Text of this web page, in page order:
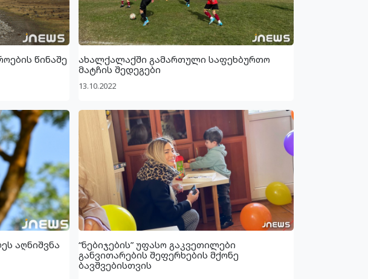
წინაშე
ახალქალაქში გამართული საფეხბურთო
მატჩის შედეგები
13.10.2022
აღნიშვნა
“ნებიჯების” უფასო გაკვეთილები
განვითარების შეფერხების მქონე
ბავშვებისთვის